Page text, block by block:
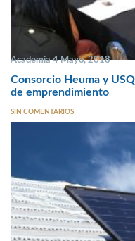
Academia 4 Mayo, 2018
Consorcio Heuma y
de emprendimiento
SIN COMENTARIOS